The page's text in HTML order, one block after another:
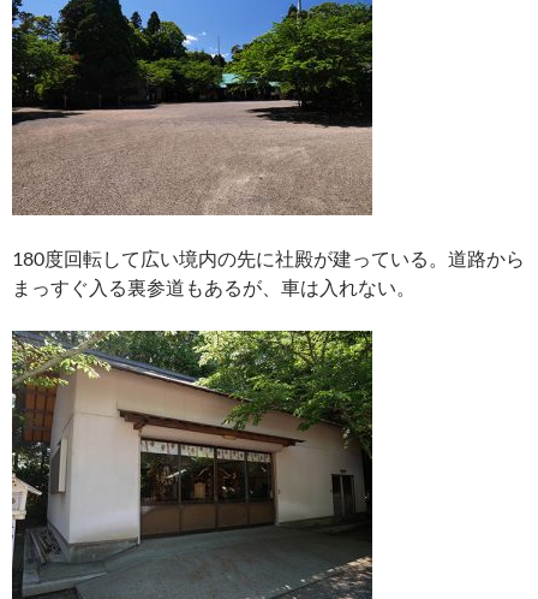
180度回転して広い境内の先に社殿が建っている。道路から
まっすぐ入る裏参道もあるが、車は入れない。